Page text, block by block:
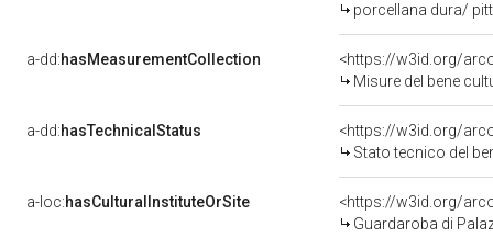
porcellana dura/
a-dd:hasMeasurementCollection
<https://w3id.org/
Misure del bene
a-dd:hasTechnicalStatus
<https://w3id.org/
Stato tecnico del
a-loc:hasCulturalInstituteOrSite
<https://w3id.org/
Guardaroba di